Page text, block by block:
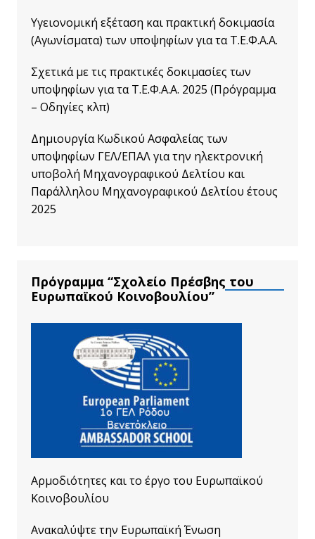
Υγειονομική εξέταση και πρακτική δοκιμασία
(Αγωνίσματα) των υποψηφίων για τα Τ.Ε.Φ.Α.Α.
Σχετικά με τις πρακτικές δοκιμασίες των
υποψηφίων για τα Τ.Ε.Φ.Α.Α. 2025 (Πρόγραμμα
– Οδηγίες κλπ)
Δημιουργία Κωδικού Ασφαλείας των
υποψηφίων ΓΕΛ/ΕΠΑΛ για την ηλεκτρονική
υποβολή Μηχανογραφικού Δελτίου και
Παράλληλου Μηχανογραφικού Δελτίου έτους
2025
Πρόγραμμα “Σχολείο Πρέσβης του
Ευρωπαϊκού Κοινοβουλίου”
Αρμοδιότητες και το έργο του Ευρωπαϊκού
Κοινοβουλίου
Ανακαλύψτε την Ευρωπαϊκή Ένωση